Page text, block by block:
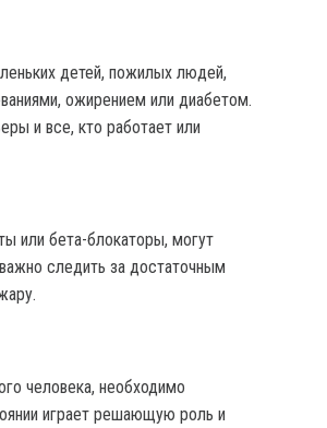
детей, пожилых людей,
ожирением или диабетом.
и все, кто работает или
или бета-блокаторы, могут
следить за достаточным
человека, необходимо
играет решающую роль и